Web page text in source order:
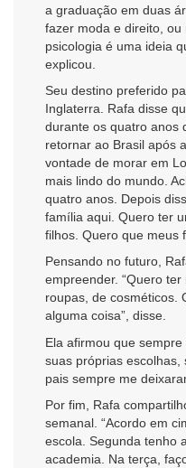
a graduação em duas
fazer moda e direito,
psicologia é uma ideia
explicou.
Seu destino preferido
Inglaterra. Rafa disse
durante os quatro anos
retornar ao Brasil após
vontade de morar em
mais lindo do mundo.
quatro anos. Depois
família aqui. Quero ter
filhos. Quero que meus
Pensando no futuro,
empreender. “Quero
roupas, de cosméticos.
alguma coisa”, disse.
Ela afirmou que
suas próprias escolhas,
pais sempre me
Por fim, Rafa
semanal. “Acordo em
escola. Segunda tenho
academia. Na terça,